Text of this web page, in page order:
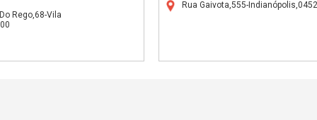
Rego,68-Vila
Rua Gaivota,555-